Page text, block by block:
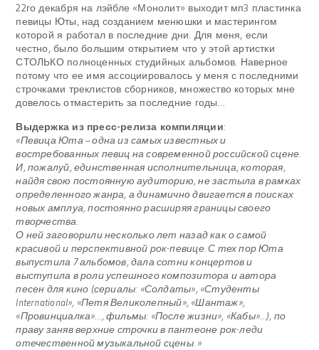
22го декабря на лэйбле «Монолит» выходит мп3 пластинка
певицы Юты, над созданием менюшки и мастерингом
которой я работал в последние дни. Для меня, если
честно, было большим открытием что у этой артистки
СТОЛЬКО полноценных студийных альбомов. Наверное
потому что ее имя ассоциировалось у меня с последними
строчками треклистов сборников, множество которых мне
довелось отмастерить за последние годы…
Выдержка из пресс-релиза компиляции:
«Певица Юта – одна из самых известных и
востребованных певиц на современной российской сцене.
И, пожалуй, единственная исполнительница, которая,
найдя свою постоянную аудиторию, не застыла в рамках
определенного жанра, а динамично двигается в поисках
новых амплуа, постоянно расширяя границы своего
творчества.
О ней заговорили несколько лет назад как о самой
красивой и перспективной рок-певице. С тех пор Юта
выпустила 7 альбомов, дала сотни концертов и
выступила в роли успешного композитора и автора
песен для кино (сериалы: «Солдаты», «Студенты
International», «Петя Великолепный», «Шантаж»,
«Провинциалка»…, фильмы: «После жизни», «Кабы»…), по
праву заняв верхние строчки в пантеоне рок-леди
отечественной музыкальной сцены. »